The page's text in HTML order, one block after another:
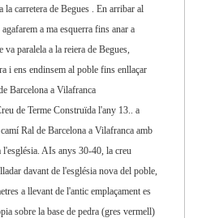
la carretera de Begues . En arribar al
a ma esquerra fins anar a
va paralela a la reiera de Begues,
i ens endinsem al poble fins enllaçar
Barcelona a Vilafranca
de Terme Construïda l'any 13.. a
Ral de Barcelona a Vilafranca amb
l'església. AIs anys 30-40, la creu
davant de l'església nova del poble,
a llevant de l'antic emplaçament es
sobre la base de pedra (gres vermell)